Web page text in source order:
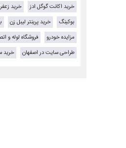
خرید اکانت گوگل ادز
خرید
بوکینگ
خرید پرینتر لیبل زن
مزایده خودرو
فروشگاه لوله و
طراحی سایت در اصفهان
خرید